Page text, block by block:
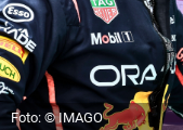
Foto: © IMAGO